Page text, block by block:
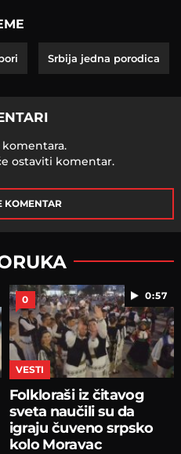
Srbija jedna porodica
ostaviti komentar.
KOMENTAR
0:57
0
VESTI
Folkloraši iz čitavog
sveta naučili su da
igraju čuveno srpsko
kolo Moravac